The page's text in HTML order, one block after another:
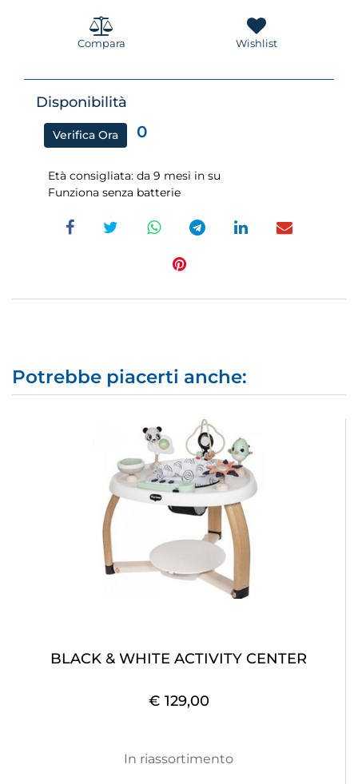
Compara Wishlist
Disponibilità
Verifica Ora 0
Età consigliata: da 9 mesi in su
Funziona senza batterie
Potrebbe piacerti anche:
BLACK & WHITE ACTIVITY CENTER
€ 129,00
In riassortimento